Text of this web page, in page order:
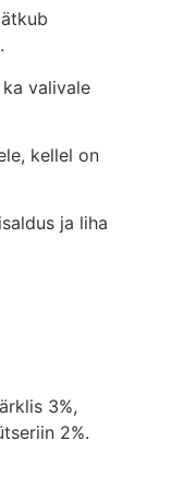
valivale
kellel on
ja liha
3%,
2%.